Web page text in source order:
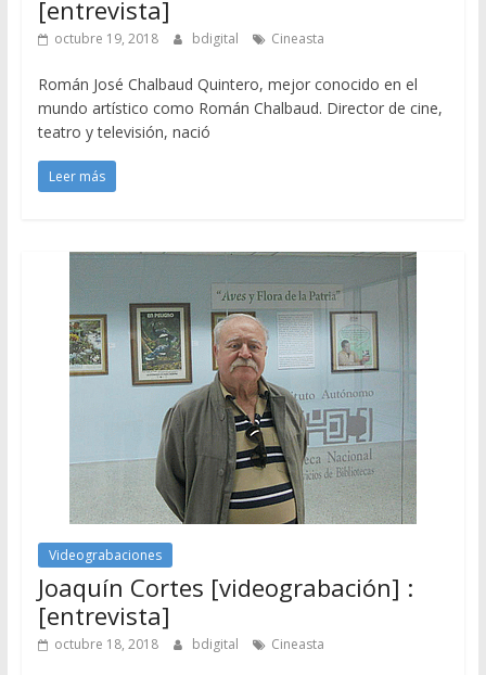
[entrevista]
octubre 19, 2018 bdigital Cineasta
Román José Chalbaud Quintero, mejor conocido en el
mundo artístico como Román Chalbaud. Director de cine,
teatro y televisión, nació
Leer más
Videograbaciones
Joaquín Cortes [videograbación] :
[entrevista]
octubre 18, 2018 bdigital Cineasta